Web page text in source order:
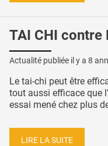
TAI CHI contre
Actualité publiée il y a 8
Le tai-chi peut être
tout aussi efficace que
essai mené chez plus
LIRE LA SUITE